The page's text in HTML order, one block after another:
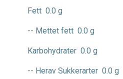
Fett 0.0 g
-- Mettet fett 0.0 g
Karbohydrater 0.0 g
-- Herav Sukkerarter 0.0 g